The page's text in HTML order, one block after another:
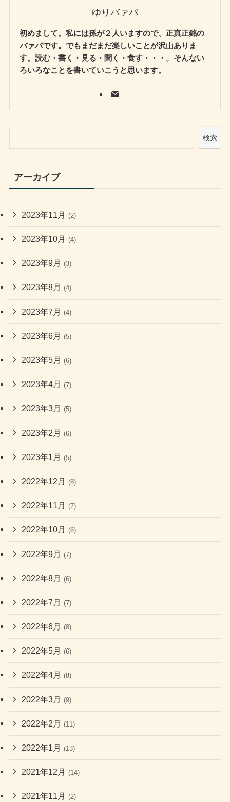
ゆりバァバ
初めまして。私には孫が２人いますので、正真正銘の
バァバです。でもまだまだ楽しいことが沢山ありま
す。読む・書く・見る・聞く・食す・・・。そんない
ろいろなことを書いていこうと思います。
検索
アーカイブ
2023年11月 (2)
2023年10月 (4)
2023年9月 (3)
2023年8月 (4)
2023年7月 (4)
2023年6月 (5)
2023年5月 (6)
2023年4月 (7)
2023年3月 (5)
2023年2月 (6)
2023年1月 (5)
2022年12月 (8)
2022年11月 (7)
2022年10月 (6)
2022年9月 (7)
2022年8月 (6)
2022年7月 (7)
2022年6月 (8)
2022年5月 (6)
2022年4月 (8)
2022年3月 (9)
2022年2月 (11)
2022年1月 (13)
2021年12月 (14)
2021年11月 (2)